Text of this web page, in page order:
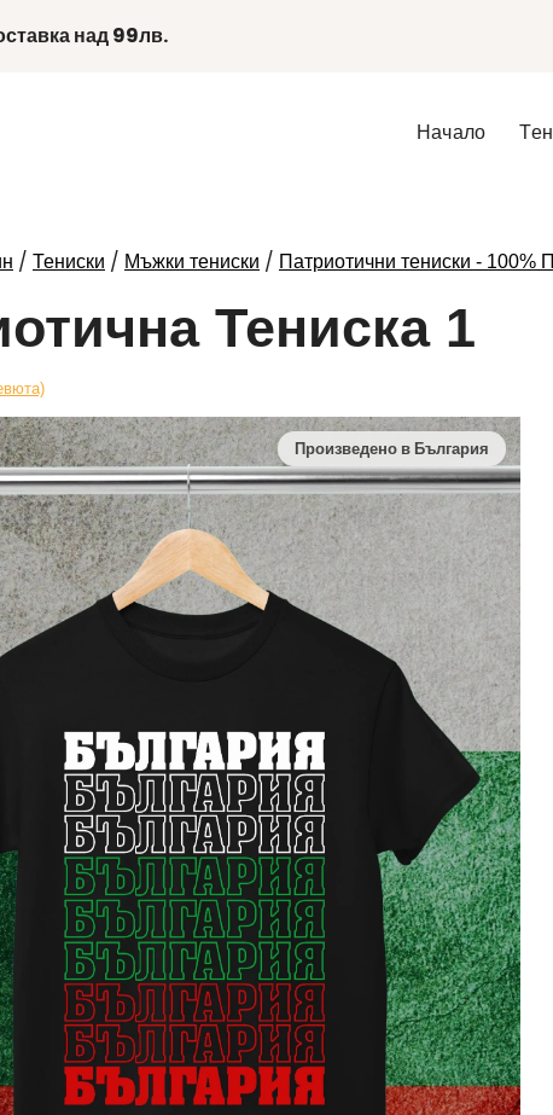
над 99лв.
Начало
/ Тениски / Мъжки тениски / Патриотични тениски - 100%
Тениска 1